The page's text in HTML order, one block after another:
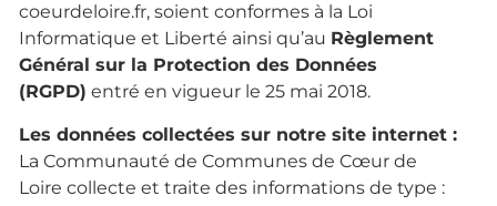
coeurdeloire.fr, soient conformes à la Loi
Informatique et Liberté ainsi qu’au Règlement
Général sur la Protection des Données
(RGPD) entré en vigueur le 25 mai 2018.
Les données collectées sur notre site internet :
La Communauté de Communes de Cœur de
Loire collecte et traite des informations de type :